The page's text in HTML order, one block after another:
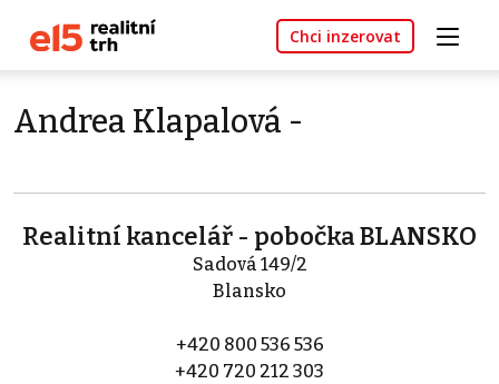
Chci inzerovat
Andrea Klapalová -
Realitní kancelář - pobočka BLANSKO
Sadová 149/2
Blansko
+420 800 536 536
+420 720 212 303